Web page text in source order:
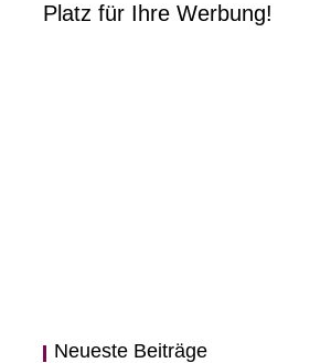
Platz für Ihre Werbung!
Neueste Beiträge